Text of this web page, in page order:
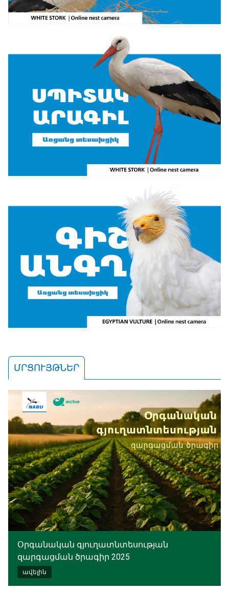
ՄՐՑՈՒՅԹՆԵՐ
Օրգանական գյուղատնտեսության
զարգացման ծրագիր 2025
ավելին